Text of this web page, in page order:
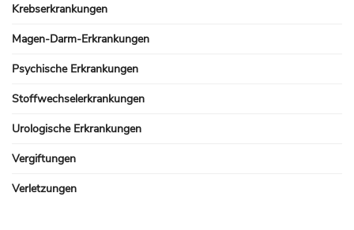
Krebserkrankungen
Magen-Darm-Erkrankungen
Psychische Erkrankungen
Stoffwechselerkrankungen
Urologische Erkrankungen
Vergiftungen
Verletzungen